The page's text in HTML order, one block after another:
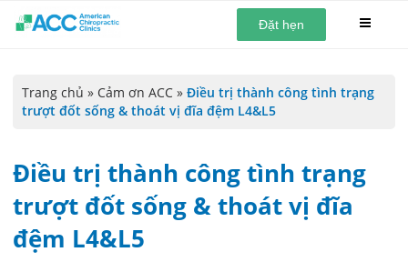
Đặt hẹn
Trang chủ » Cảm ơn ACC » Điều trị thành công tình trạng
trượt đốt sống & thoát vị đĩa đệm L4&L5
Điều trị thành công tình trạng
trượt đốt sống & thoát vị đĩa
đệm L4&L5